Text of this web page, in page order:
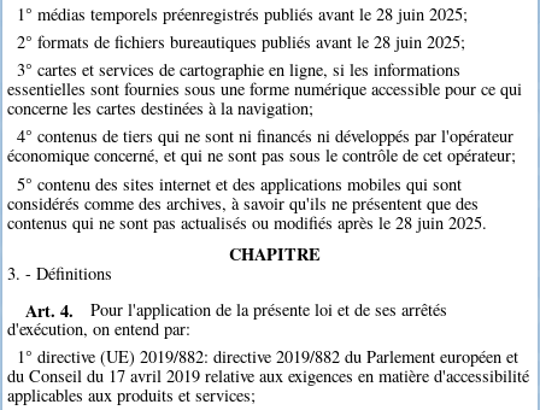
1° médias temporels préenregistrés publiés avant le 28 juin 2025;
2° formats de fichiers bureautiques publiés avant le 28 juin 2025;
3° cartes et services de cartographie en ligne, si les informations
essentielles sont fournies sous une forme numérique accessible pour ce qui
concerne les cartes destinées à la navigation;
4° contenus de tiers qui ne sont ni financés ni développés par l'opérateur
économique concerné, et qui ne sont pas sous le contrôle de cet opérateur;
5° contenu des sites internet et des applications mobiles qui sont
considérés comme des archives, à savoir qu'ils ne présentent que des
contenus qui ne sont pas actualisés ou modifiés après le 28 juin 2025.
CHAPITRE
3. - Définitions
Art. 4.
Pour l'application de la présente loi et de ses arrêtés
d'exécution, on entend par:
1° directive (UE) 2019/882: directive 2019/882 du Parlement européen et
du Conseil du 17 avril 2019 relative aux exigences en matière d'accessibilité
applicables aux produits et services;